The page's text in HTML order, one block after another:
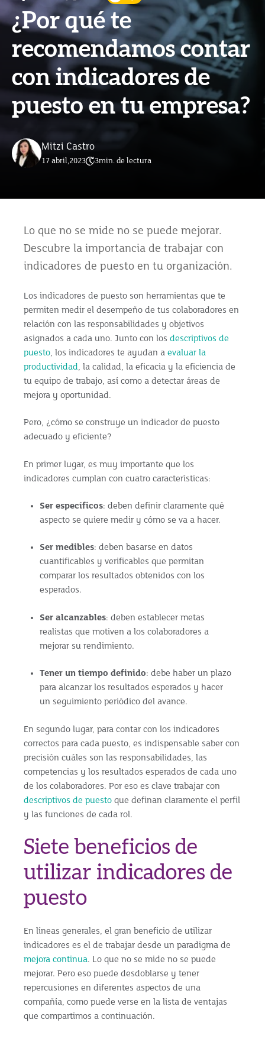
¿Por qué te
recomendamos contar
con indicadores de
puesto en tu empresa?
Mitzi Castro
17 abril,2023 3min. de lectura
Lo que no se mide no se puede mejorar.
Descubre la importancia de trabajar con
indicadores de puesto en tu organización.
Los indicadores de puesto son herramientas que te
permiten medir el desempeño de tus colaboradores en
relación con las responsabilidades y objetivos
asignados a cada uno. Junto con los descriptivos de
puesto, los indicadores te ayudan a evaluar la
productividad, la calidad, la eficacia y la eficiencia de
tu equipo de trabajo, así como a detectar áreas de
mejora y oportunidad.
Pero, ¿cómo se construye un indicador de puesto
adecuado y eficiente?
En primer lugar, es muy importante que los
indicadores cumplan con cuatro características:
Ser específicos: deben definir claramente qué
aspecto se quiere medir y cómo se va a hacer.
Ser medibles: deben basarse en datos
cuantificables y verificables que permitan
comparar los resultados obtenidos con los
esperados.
Ser alcanzables: deben establecer metas
realistas que motiven a los colaboradores a
mejorar su rendimiento.
Tener un tiempo definido: debe haber un plazo
para alcanzar los resultados esperados y hacer
un seguimiento periódico del avance.
En segundo lugar, para contar con los indicadores
correctos para cada puesto, es indispensable saber con
precisión cuáles son las responsabilidades, las
competencias y los resultados esperados de cada uno
de los colaboradores. Por eso es clave trabajar con
descriptivos de puesto que definan claramente el perfil
y las funciones de cada rol.
Siete beneficios de
utilizar indicadores de
puesto
En líneas generales, el gran beneficio de utilizar
indicadores es el de trabajar desde un paradigma de
mejora continua. Lo que no se mide no se puede
mejorar. Pero eso puede desdoblarse y tener
repercusiones en diferentes aspectos de una
compañía, como puede verse en la lista de ventajas
que compartimos a continuación.